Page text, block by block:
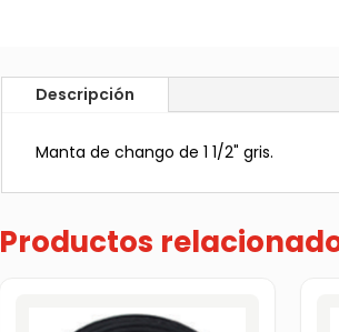
Descripción
Manta de chango de 1 1/2" gris.
Productos